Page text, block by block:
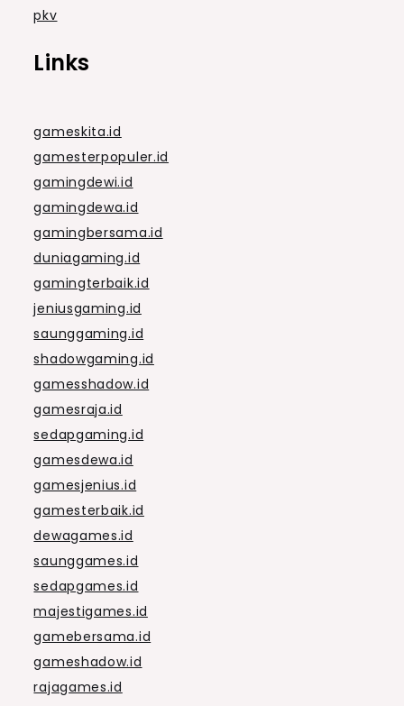
pkv
Links
gameskita.id
gamesterpopuler.id
gamingdewi.id
gamingdewa.id
gamingbersama.id
duniagaming.id
gamingterbaik.id
jeniusgaming.id
saunggaming.id
shadowgaming.id
gamesshadow.id
gamesraja.id
sedapgaming.id
gamesdewa.id
gamesjenius.id
gamesterbaik.id
dewagames.id
saunggames.id
sedapgames.id
majestigames.id
gamebersama.id
gameshadow.id
rajagames.id